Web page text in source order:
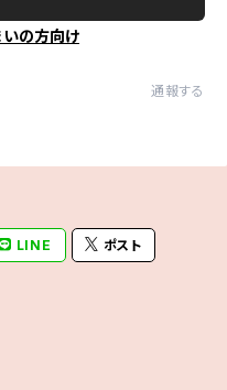
の方向け
通報する
LINE ポスト